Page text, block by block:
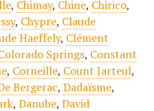
, Chimay, Chine, Chirico,
, Chypre, Claude
Haeffely, Clément
Springs, Constant
, Corneille, Count Jarteul,
Bergerac, Dadaïsme,
, Danube, David